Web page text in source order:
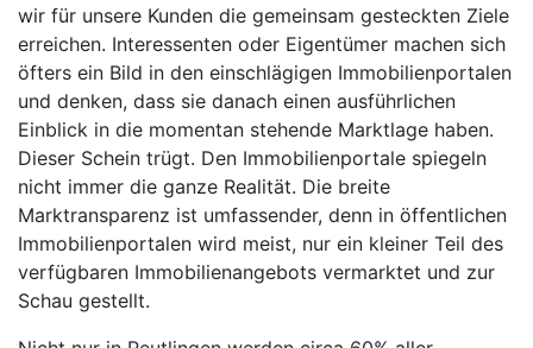
wir für unsere Kunden die gemeinsam gesteckten Ziele
erreichen. Interessenten oder Eigentümer machen sich
öfters ein Bild in den einschlägigen Immobilienportalen
und denken, dass sie danach einen ausführlichen
Einblick in die momentan stehende Marktlage haben.
Dieser Schein trügt. Den Immobilienportale spiegeln
nicht immer die ganze Realität. Die breite
Marktransparenz ist umfassender, denn in öffentlichen
Immobilienportalen wird meist, nur ein kleiner Teil des
verfügbaren Immobilienangebots vermarktet und zur
Schau gestellt.